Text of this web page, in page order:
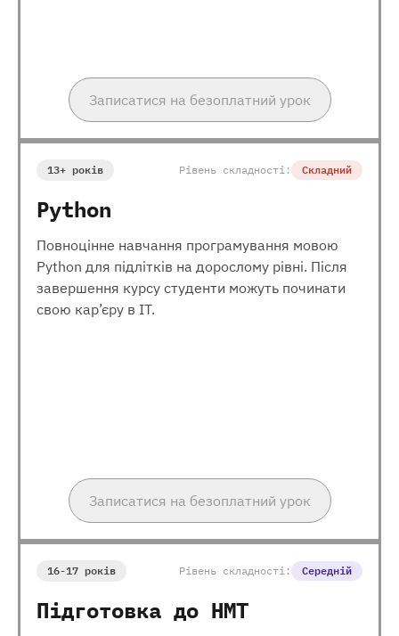
Записатися на безоплатний урок
13+ років Рівень складності: Складний
Python
Повноцінне навчання програмування мовою
Python для підлітків на дорослому рівні. Після
завершення курсу студенти можуть починати
свою кар’єру в ІТ.
Записатися на безоплатний урок
16-17 років Рівень складності: Середній
Підготовка до НМТ